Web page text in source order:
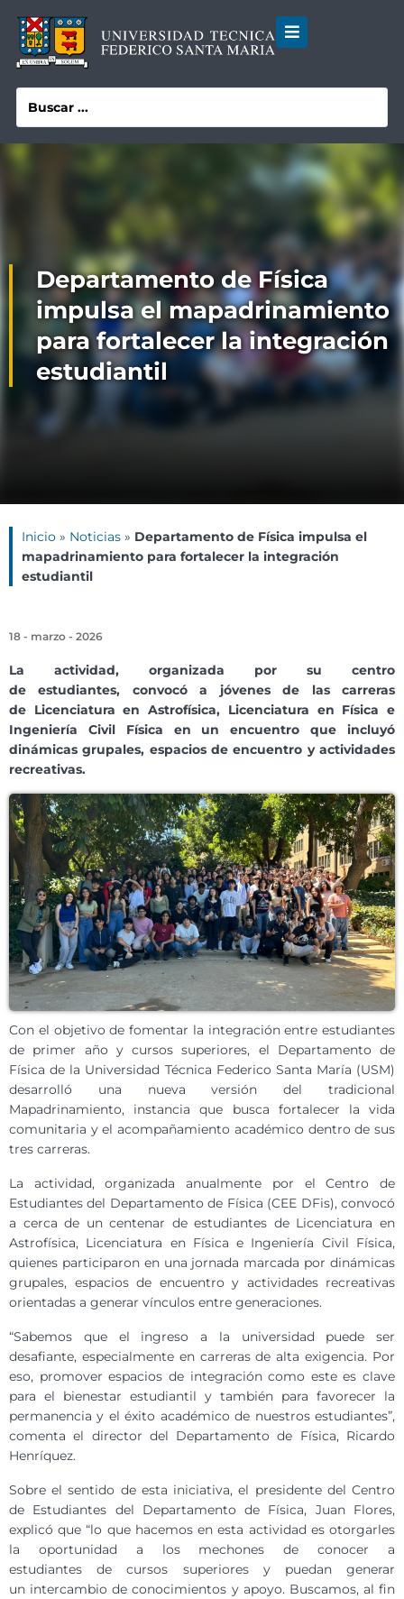
Departamento de Física
impulsa el mapadrinamiento
para fortalecer la integración
estudiantil
Inicio » Noticias » Departamento de Física impulsa el
mapadrinamiento para fortalecer la integración
estudiantil
18 - marzo - 2026
La actividad, organizada por su centro
de estudiantes, convocó a jóvenes de las carreras
de Licenciatura en Astrofísica, Licenciatura en Física e
Ingeniería Civil Física en un encuentro que incluyó
dinámicas grupales, espacios de encuentro y actividades
recreativas.
Con el objetivo de fomentar la integración entre estudiantes
de primer año y cursos superiores, el Departamento de
Física de la Universidad Técnica Federico Santa María (USM)
desarrolló una nueva versión del tradicional
Mapadrinamiento, instancia que busca fortalecer la vida
comunitaria y el acompañamiento académico dentro de sus
tres carreras.
La actividad, organizada anualmente por el Centro de
Estudiantes del Departamento de Física (CEE DFis), convocó
a cerca de un centenar de estudiantes de Licenciatura en
Astrofísica, Licenciatura en Física e Ingeniería Civil Física,
quienes participaron en una jornada marcada por dinámicas
grupales, espacios de encuentro y actividades recreativas
orientadas a generar vínculos entre generaciones.
“Sabemos que el ingreso a la universidad puede ser
desafiante, especialmente en carreras de alta exigencia. Por
eso, promover espacios de integración como este es clave
para el bienestar estudiantil y también para favorecer la
permanencia y el éxito académico de nuestros estudiantes”,
comenta el director del Departamento de Física, Ricardo
Henríquez.
Sobre el sentido de esta iniciativa, el presidente del Centro
de Estudiantes del Departamento de Física, Juan Flores,
explicó que “lo que hacemos en esta actividad es otorgarles
la oportunidad a los mechones de conocer a
estudiantes de cursos superiores y puedan generar
un intercambio de conocimientos y apoyo. Buscamos, al fin